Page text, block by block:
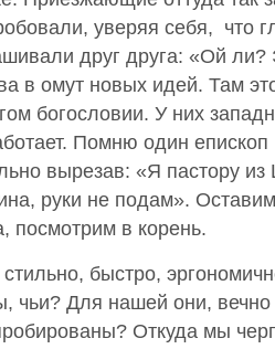
уверяя себя, что
друг друга: «Ой ли?
в омут новых идей. Там
богословии. У них
Помню один епископ
вырезав: «Я пастору из
руки не подам». Оставим
посмотрим в корень.
быстро,
Для нашей они, вечно
Откуда мы